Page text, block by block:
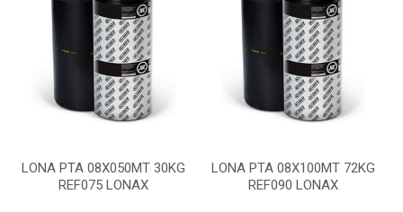
LONA PTA 08X050MT 30KG
REF075 LONAX
LONA PTA 08X100MT 72KG
REF090 LONAX